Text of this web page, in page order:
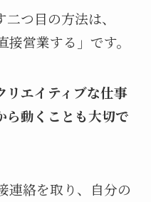
つ目の方法は、
接営業する」です。
リエイティブな仕事
ら動くことも大切で
連絡を取り、自分の